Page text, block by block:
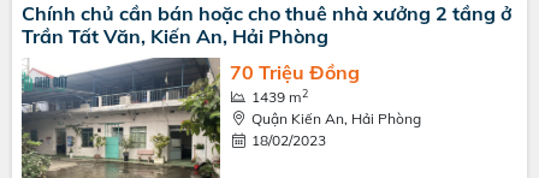
Chính chủ cần bán hoặc cho thuê nhà xưởng 2 tầng ở
Trần Tất Văn, Kiến An, Hải Phòng
70 Triệu Đồng
1439 m2
Quận Kiến An, Hải Phòng
18/02/2023